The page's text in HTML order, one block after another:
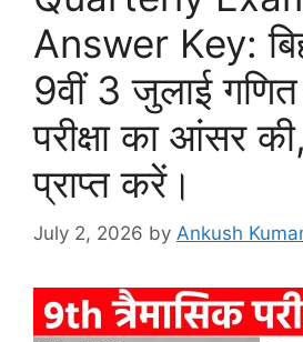
Answer Key:
9वीं 3 जुलाई
परीक्षा का आंसर
प्राप्त करें।
July 2, 2026 by Ankush